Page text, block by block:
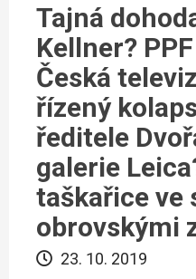
Tajná
Kellner?
Česká
řízený
ředitele
galerie
taškařice ve
obrovskými
23. 10. 2019